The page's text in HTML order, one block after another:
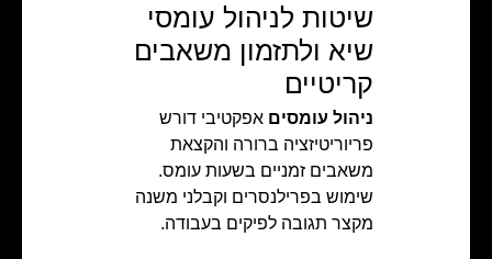
שיטות לניהול עומסי
שיא ולתזמון משאבים
קריטיים
ניהול עומסים אפקטיבי דורש
פריוריטיזציה ברורה והקצאת
משאבים זמניים בשעות עומס.
שימוש בפרילנסרים וקבלני משנה
מקצר תגובה לפיקים בעבודה.